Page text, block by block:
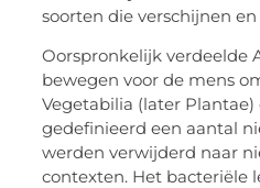
soorten die verschijnen
Oorspronkelijk verdeelde
bewegen voor de mens
Vegetabilia (later
gedefinieerd een aantal
werden verwijderd naar
contexten. Het bacteriële